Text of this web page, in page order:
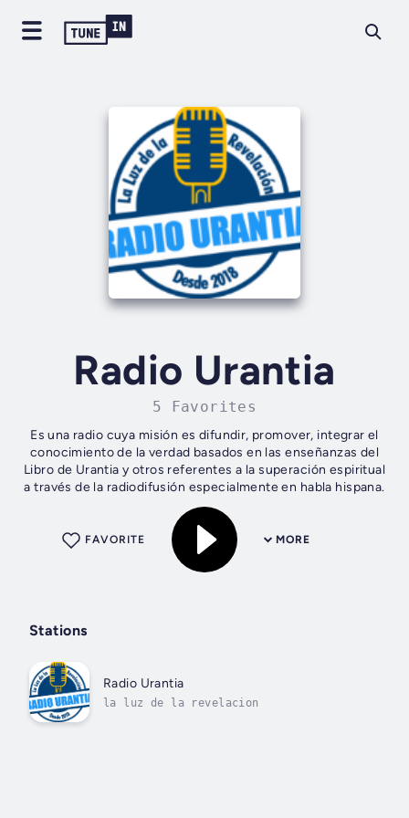
Radio Urantia
5 Favorites
Es una radio cuya misión es difundir, promover, integrar el
conocimiento de la verdad basados en las enseñanzas del
Libro de Urantia y otros referentes a la superación espiritual
a través de la radiodifusión especialmente en habla hispana.
MORE
FAVORITE
Stations
Radio Urantia
la luz de la revelacion